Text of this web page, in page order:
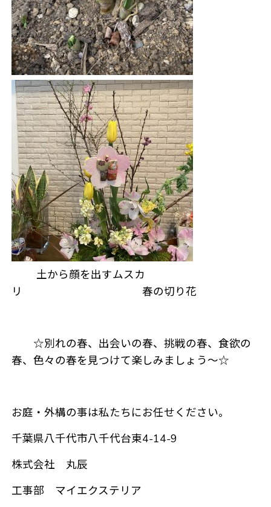
土から顔を出すムスカ
リ 春の切り花
☆別れの春、出会いの春、挑戦の春、食欲の
春、色々の春を見つけて楽しみましょう～☆
お庭・外構の事は私たちにお任せください。
千葉県八千代市八千代台東4-14-9
株式会社 丸辰
工事部 マイエクステリア